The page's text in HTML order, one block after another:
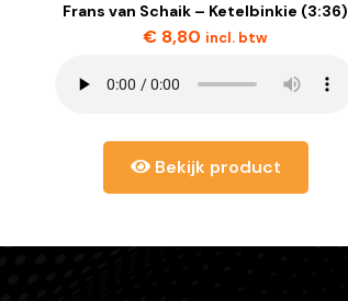
Frans van Schaik – Ketelbinkie (3:36)
€ 8,80 incl. btw
Bekijk product